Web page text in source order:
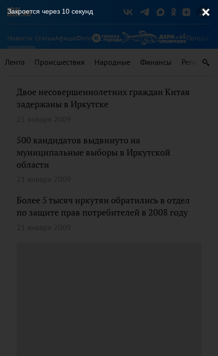
Новости СтатьиАфишаФото Погода
Лента Происшествия Народные Финансы Регионы
Двое несовершеннолетних граждан Китая
задержаны в Иркутске
500 кандидатов выдвинуто на
муниципальные выборы в Иркутской
области
Более 5 тысяч иркутян обратились в отдел
по защите прав потребителей в 2008 году
Закроется через 9секунд